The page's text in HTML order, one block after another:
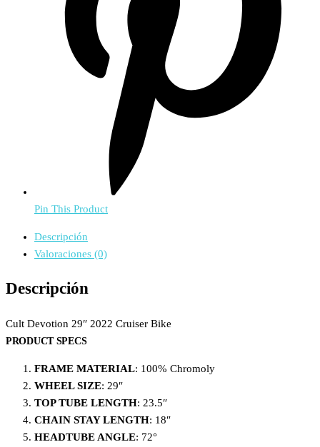
Pin This Product
Descripción
Valoraciones (0)
Descripción
Cult Devotion 29″ 2022 Cruiser Bike
PRODUCT SPECS
FRAME MATERIAL: 100% Chromoly
WHEEL SIZE: 29″
TOP TUBE LENGTH: 23.5″
CHAIN STAY LENGTH: 18″
HEADTUBE ANGLE: 72°